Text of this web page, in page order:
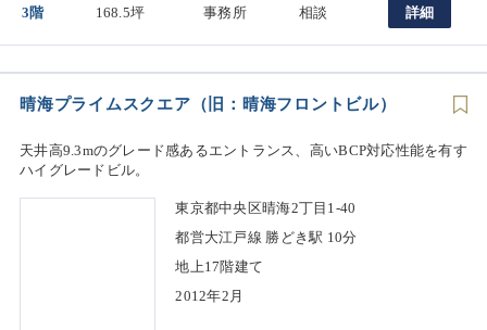
3階 168.5坪 事務所 相談 詳細
晴海プライムスクエア（旧：晴海フロントビル）
天井高9.3mのグレード感あるエントランス、高いBCP対応性能を有す
ハイグレードビル。
東京都中央区晴海2丁目1-40
都営大江戸線 勝どき駅 10分
地上17階建て
2012年2月